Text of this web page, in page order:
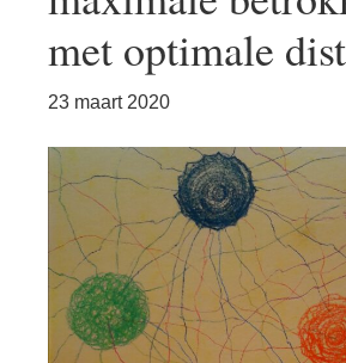
met optimale
23 maart 2020